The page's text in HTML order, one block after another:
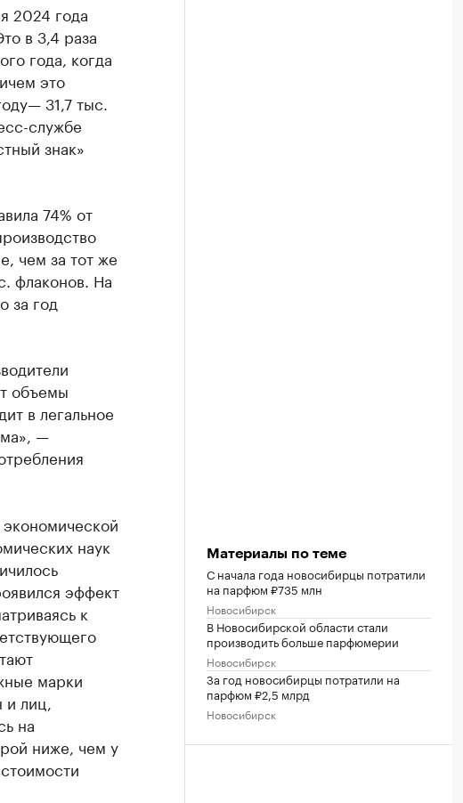
2024 года
в 3,4 раза
года, когда
это
31,7 тыс.
службе
знак»
74% от
чем за тот же
флаконов. На
за год
объемы
в легальное
—
наук
эффект
к
марки
лиц,
на
ниже, чем у
Материалы по теме
С начала года новосибирцы потратили
на парфюм ₽735 млн
Новосибирск
В Новосибирской области стали
производить больше парфюмерии
Новосибирск
За год новосибирцы потратили на
парфюм ₽2,5 млрд
Новосибирск